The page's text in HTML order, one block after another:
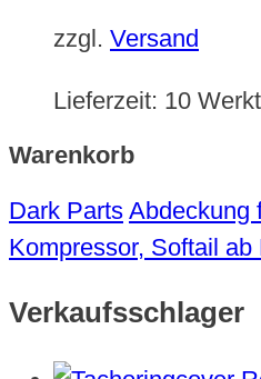
zzgl. Versand
Lieferzeit: 10
Warenkorb
Dark Parts Abdeckung
Kompressor, Softail ab
Verkaufsschlager